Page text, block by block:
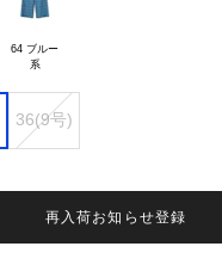
64 ブルー
系
36(9号)
再入荷お知らせ登録